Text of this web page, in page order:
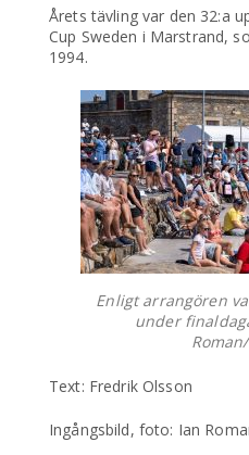
Årets tävling var den 32:a
Cup Sweden i Marstrand,
1994.
Enligt arrangören
under
Text: Fredrik Olsson
Ingångsbild, foto: Ian